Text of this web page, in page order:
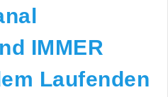
IMMER
Laufenden